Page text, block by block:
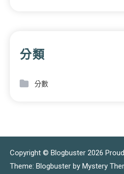
分類
分數
Copyright © Blogbuster 2026
Theme: Blogbuster by Mystery